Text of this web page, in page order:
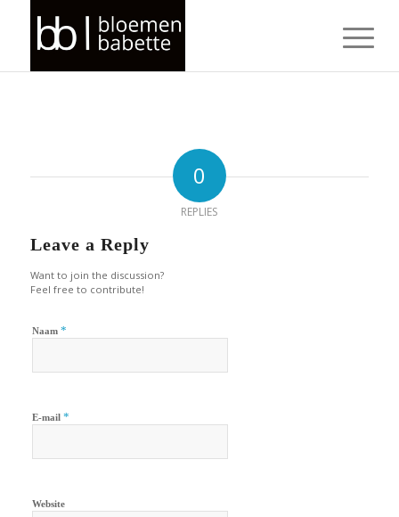
0
REPLIES
Leave a Reply
Want to join the discussion?
Feel free to contribute!
Naam *
E-mail *
Website